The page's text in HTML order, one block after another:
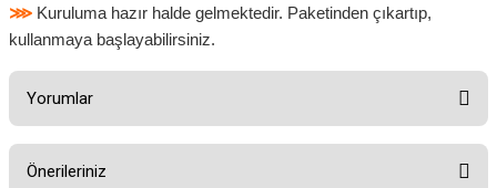
⋙ Kuruluma hazır halde gelmektedir. Paketinden çıkartıp,
kullanmaya başlayabilirsiniz.
Yorumlar
Önerileriniz